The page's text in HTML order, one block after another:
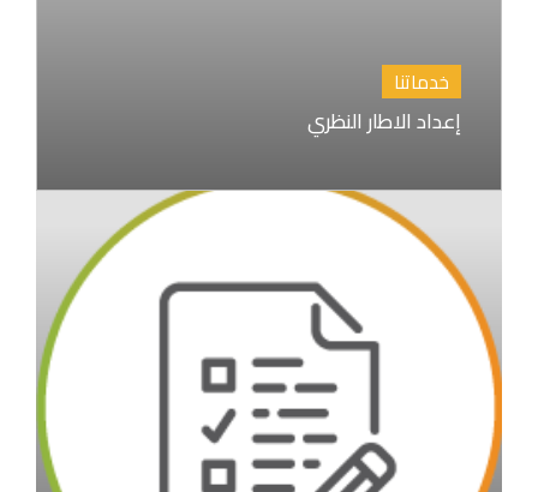
خدماتنا
إعداد الاطار النظري